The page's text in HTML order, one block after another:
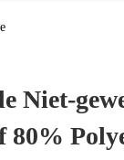
Niet-
80%